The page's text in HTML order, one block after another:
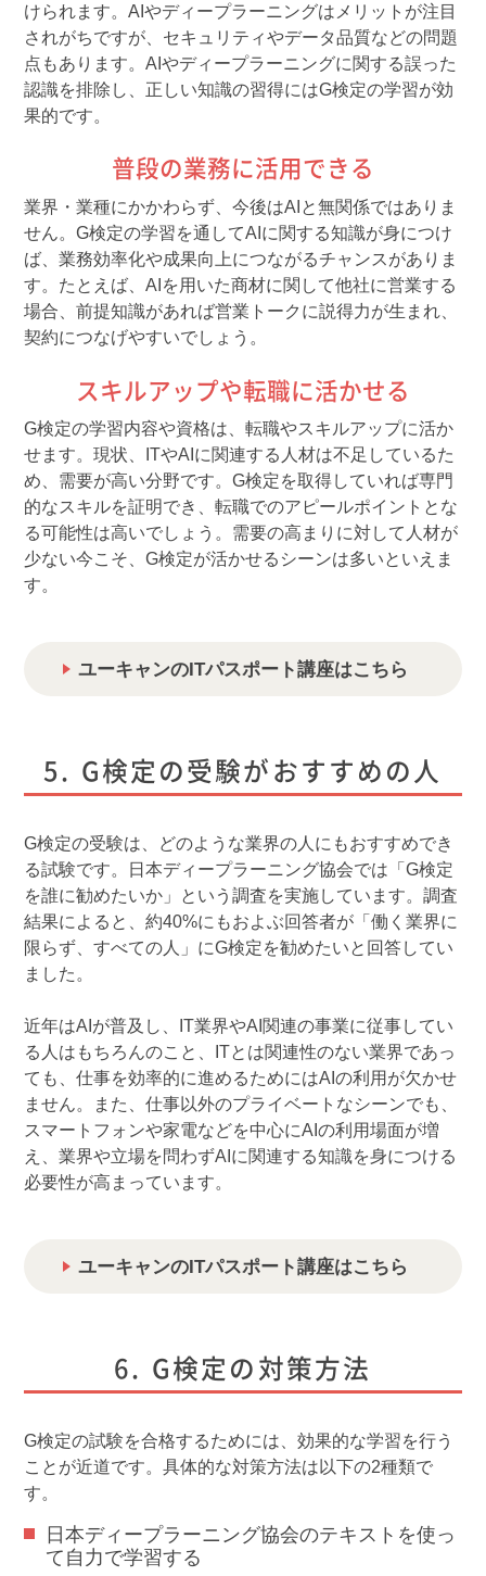
けられます。AIやディープラーニングはメリットが注目
されがちですが、セキュリティやデータ品質などの問題
点もあります。AIやディープラーニングに関する誤った
認識を排除し、正しい知識の習得にはG検定の学習が効
果的です。
普段の業務に活用できる
業界・業種にかかわらず、今後はAIと無関係ではありま
せん。G検定の学習を通してAIに関する知識が身につけ
ば、業務効率化や成果向上につながるチャンスがありま
す。たとえば、AIを用いた商材に関して他社に営業する
場合、前提知識があれば営業トークに説得力が生まれ、
契約につなげやすいでしょう。
スキルアップや転職に活かせる
G検定の学習内容や資格は、転職やスキルアップに活か
せます。現状、ITやAIに関連する人材は不足しているた
め、需要が高い分野です。G検定を取得していれば専門
的なスキルを証明でき、転職でのアピールポイントとな
る可能性は高いでしょう。需要の高まりに対して人材が
少ない今こそ、G検定が活かせるシーンは多いといえま
す。
ユーキャンのITパスポート講座はこちら
G検定の受験がおすすめの人
G検定の受験は、どのような業界の人にもおすすめでき
る試験です。日本ディープラーニング協会では「G検定
を誰に勧めたいか」という調査を実施しています。調査
結果によると、約40%にもおよぶ回答者が「働く業界に
限らず、すべての人」にG検定を勧めたいと回答してい
ました。
近年はAIが普及し、IT業界やAI関連の事業に従事してい
る人はもちろんのこと、ITとは関連性のない業界であっ
ても、仕事を効率的に進めるためにはAIの利用が欠かせ
ません。また、仕事以外のプライベートなシーンでも、
スマートフォンや家電などを中心にAIの利用場面が増
え、業界や立場を問わずAIに関連する知識を身につける
必要性が高まっています。
ユーキャンのITパスポート講座はこちら
G検定の対策方法
G検定の試験を合格するためには、効果的な学習を行う
ことが近道です。具体的な対策方法は以下の2種類で
す。
日本ディープラーニング協会のテキストを使っ
て自力で学習する